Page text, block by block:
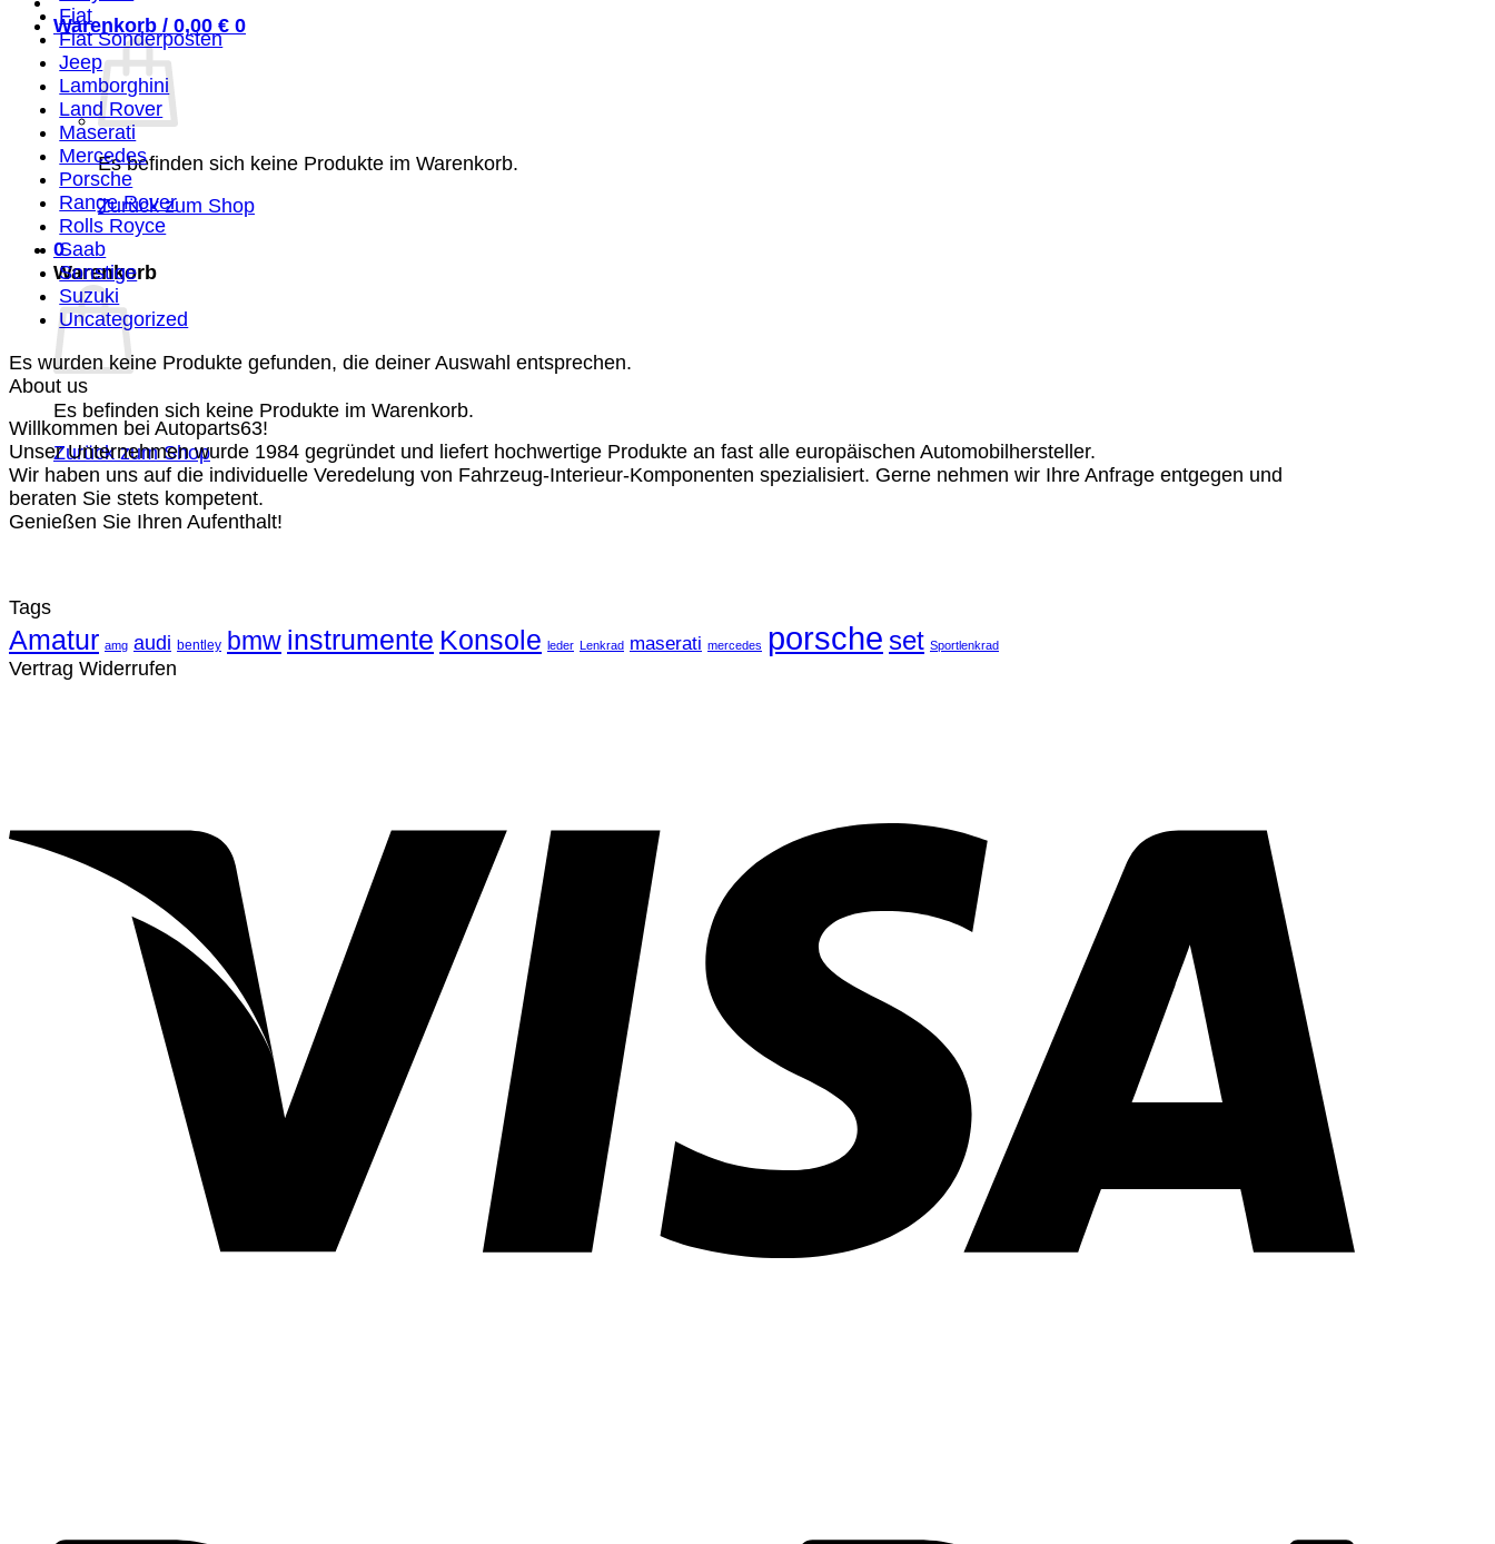
Warenkorb / 0,00 € 0
Es befinden sich keine Produkte im Warenkorb.
Zurück zum Shop
0
Warenkorb
Es befinden sich keine Produkte im Warenkorb.
Zurück zum Shop
Fiat
Fiat Sonderposten
Jeep
Lamborghini
Land Rover
Maserati
Mercedes
Porsche
Range Rover
Rolls Royce
Saab
Sonstige
Suzuki
Uncategorized
Es wurden keine Produkte gefunden, die deiner Auswahl entsprechen.
About us
Willkommen bei Autoparts63!
Unser Unternehmen wurde 1984 gegründet und liefert hochwertige Produkte an fast alle europäischen Automobilhersteller.
Wir haben uns auf die individuelle Veredelung von Fahrzeug-Interieur-Komponenten spezialisiert. Gerne nehmen wir Ihre Anfrage entgegen und
beraten Sie stets kompetent.
Genießen Sie Ihren Aufenthalt!
Tags
Amatur amg audi bentley bmw instrumente Konsole leder Lenkrad maserati mercedes porsche set Sportlenkrad
Vertrag Widerrufen